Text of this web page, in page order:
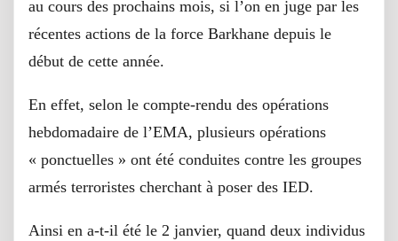
au cours des prochains mois, si l’on en juge par les
récentes actions de la force Barkhane depuis le
début de cette année.
En effet, selon le compte-rendu des opérations
hebdomadaire de l’EMA, plusieurs opérations
« ponctuelles » ont été conduites contre les groupes
armés terroristes cherchant à poser des IED.
Ainsi en a-t-il été le 2 janvier, quand deux individus